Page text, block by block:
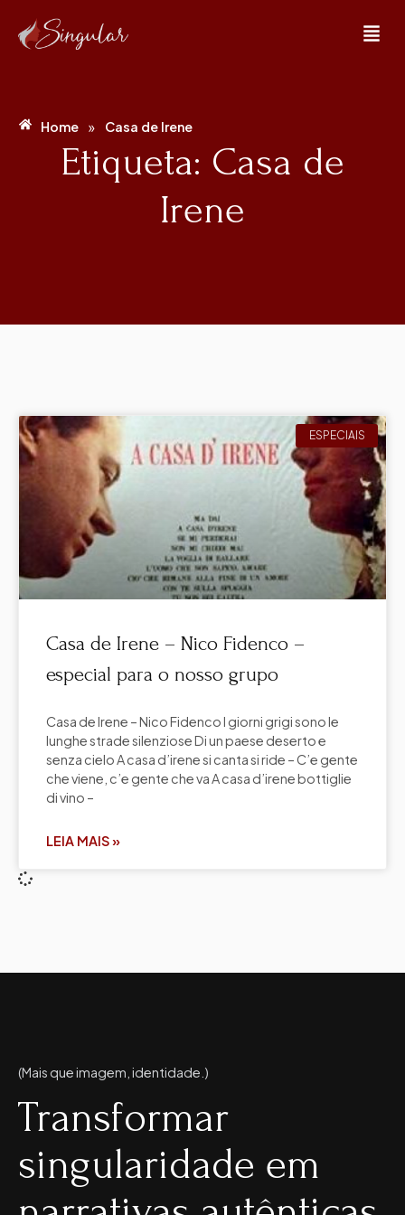
Home » Casa de Irene
Etiqueta: Casa de
Irene
ESPECIAIS
Casa de Irene – Nico Fidenco –
especial para o nosso grupo
Casa de Irene – Nico Fidenco I giorni grigi sono le
lunghe strade silenziose Di un paese deserto e
senza cielo A casa d’irene si canta si ride – C’e gente
che viene, c’e gente che va A casa d’irene bottiglie
di vino –
LEIA MAIS »
(Mais que imagem, identidade.)
Transformar
singularidade em